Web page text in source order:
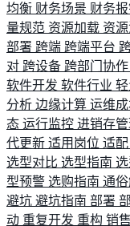
均衡 财务场景 财务
量规范 资源加载 资
部署 跨端 跨端平台
对 跨设备 跨部门协作
软件开发 软件行业
分析 边缘计算 运维
态 运行监控 进销存管
代更新 适用岗位 适配
选型对比 选型指南
型预警 选购指南 通
避坑 避坑指南 部署
动 重复开发 重构 销